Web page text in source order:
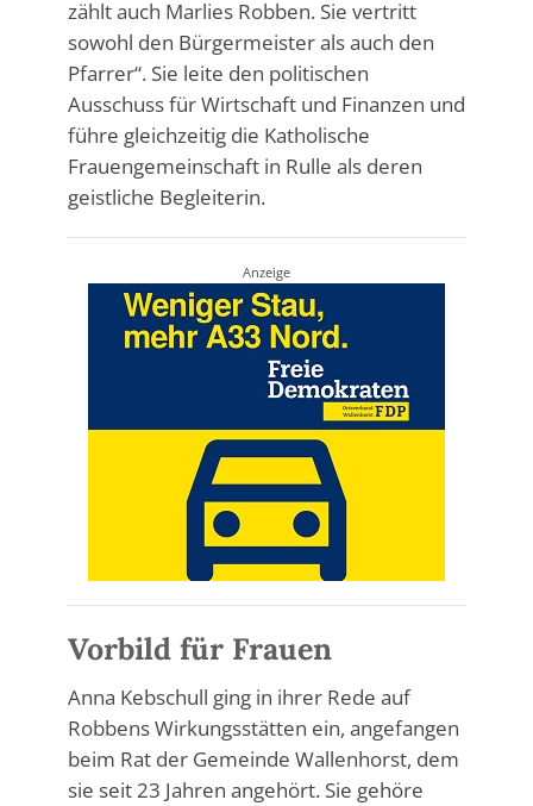
zählt auch Marlies Robben. Sie vertritt
sowohl den Bürgermeister als auch den
Pfarrer“. Sie leite den politischen
Ausschuss für Wirtschaft und Finanzen und
führe gleichzeitig die Katholische
Frauengemeinschaft in Rulle als deren
geistliche Begleiterin.
Anzeige
Vorbild für Frauen
Anna Kebschull ging in ihrer Rede auf
Robbens Wirkungsstätten ein, angefangen
beim Rat der Gemeinde Wallenhorst, dem
sie seit 23 Jahren angehört. Sie gehöre